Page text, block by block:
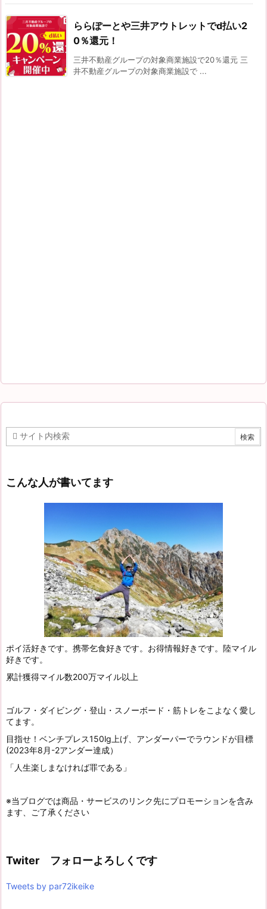
ららぽーとや三井アウトレットでd払い2
0％還元！
三井不動産グループの対象商業施設で20％還元 三
井不動産グループの対象商業施設で ...
こんな人が書いてます
ポイ活好きです。携帯乞食好きです。お得情報好きです。陸マイル
好きです。
累計獲得マイル数200万マイル以上
ゴルフ・ダイビング・登山・スノーボード・筋トレをこよなく愛し
てます。
目指せ！ベンチプレス150lg上げ、アンダーパーでラウンドが目標
(2023年8月-2アンダー達成）
「人生楽しまなければ罪である」
※当ブログでは商品・サービスのリンク先にプロモーションを含み
ます、ご了承ください
Twiter フォローよろしくです
Tweets by par72ikeike